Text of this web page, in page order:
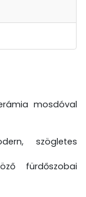
mosdóval
szögletes
fürdőszobai